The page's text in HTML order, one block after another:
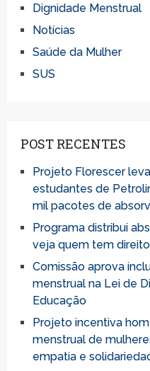
Dignidade Menstrual
Notícias
Saúde da Mulher
SUS
POST RECENTES
Projeto Florescer
estudantes de
mil pacotes de
Programa distribui
veja quem tem
Comissão aprova
menstrual na Lei de
Educação
Projeto incentiva
menstrual de
empatia e